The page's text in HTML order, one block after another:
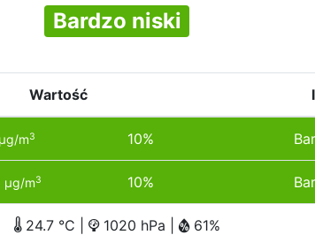
Bardzo niski
Wartość
µg/m3 10%
µg/m3 10%
24.7 °C | 1020 hPa | 61%